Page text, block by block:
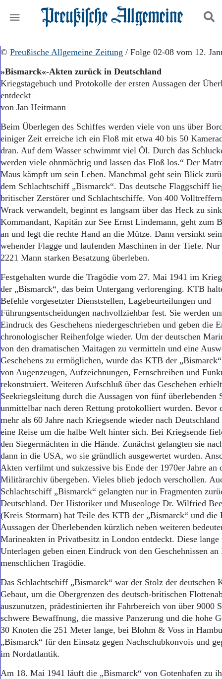
Start
Wer wir sind
Aktuelle Ausgabe
Abonnenten-Login
Abonnent werden
Abo Prämien
Mediadaten
Politik
Wirtschaft
Panorama
Ostpreußen
Pommern
Berlin-Brandenburg
Schlesien
Danzig und Westpreußen
Bücher
Kontakt
Impressum
Datenschutz
Suchen und finden
© Preußische Allgemeine Zeitung / Folge 02-08 vom 12.
»Bismarck«-Akten zurück in Deutschland
Kriegstagebuch und Protokolle der ersten Aussagen der
entdeckt
von Jan Heitmann
Beim Überlegen des Schiffes werden viele von uns über
einiger Zeit erreiche ich ein Floß mit etwa 40 bis 50
dran. Auf dem Wasser schwimmt viel Öl. Durch das
werden viele ohnmächtig und lassen das Floß los.“ Der
Maus kämpft um sein Leben. Manchmal geht sein Blick
dem Schlachtschiff „Bismarck“. Das deutsche Flaggschiff
britischer Zerstörer und Schlachtschiffe. Von 400
Wrack verwandelt, beginnt es langsam über das Heck zu
Kommandant, Kapitän zur See Ernst Lindemann, geht zum
an und legt die rechte Hand an die Mütze. Dann versinkt
wehender Flagge und laufenden Maschinen in der Tiefe.
2221 Mann starken Besatzung überleben.
Festgehalten wurde die Tragödie vom 27. Mai 1941 im
der „Bismarck“, das beim Untergang verlorenging. KTB
Befehle vorgesetzter Dienststellen, Lagebeurteilungen und
Führungsentscheidungen nachvollziehbar fest. Sie werden
Eindruck des Geschehens niedergeschrieben und geben die
chronologischer Reihenfolge wieder. Um der deutschen
von den dramatischen Maitagen zu vermitteln und eine
Geschehens zu ermöglichen, wurde das KTB der
von Augenzeugen, Aufzeichnungen, Fernschreiben und
rekonstruiert. Weiteren Aufschluß über das Geschehen
Seekriegsleitung durch die Aussagen von fünf überlebenden
unmittelbar nach deren Rettung protokolliert wurden. Bevor
mehr als 60 Jahre nach Kriegsende wieder nach
eine Reise um die halbe Welt hinter sich. Bei Kriegsende
den Siegermächten in die Hände. Zunächst gelangten sie
dann in die USA, wo sie gründlich ausgewertet wurden.
Akten verfilmt und sukzessive bis Ende der 1970er Jahre an
Militärarchiv übergeben. Vieles blieb jedoch verschollen.
Schlachtschiff „Bismarck“ gelangten nur in Fragmenten
Deutschland. Der Historiker und Museologe Dr. Wilfried
(Kreis Stormarn) hat Teile des KTB der „Bismarck“ und die
Aussagen der Überlebenden kürzlich neben weiteren
Marineakten in Privatbesitz in London entdeckt. Diese lange
Unterlagen geben einen Eindruck von den Geschehnissen
menschlichen Tragödie.
Das Schlachtschiff „Bismarck“ war der Stolz der deutschen
Gebaut, um die Obergrenzen des deutsch-britischen
auszunutzen, prädestinierten ihr Fahrbereich von über 9000
schwere Bewaffnung, die massive Panzerung und die hohe
30 Knoten die 251 Meter lange, bei Blohm & Voss in
„Bismarck“ für den Einsatz gegen Nachschubkonvois und
im Nordatlantik.
Am 18. Mai 1941 läuft die „Bismarck“ von Gotenhafen zu